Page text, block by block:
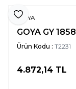
Favoriye Ekle
GOYA
GOYA GY
Ürün Kodu : T2231
4.872,14 TL